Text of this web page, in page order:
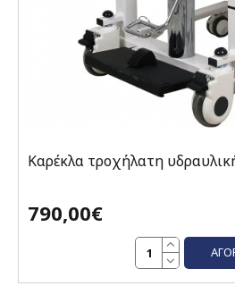
Καρέκλα τροχήλατη
790,00€